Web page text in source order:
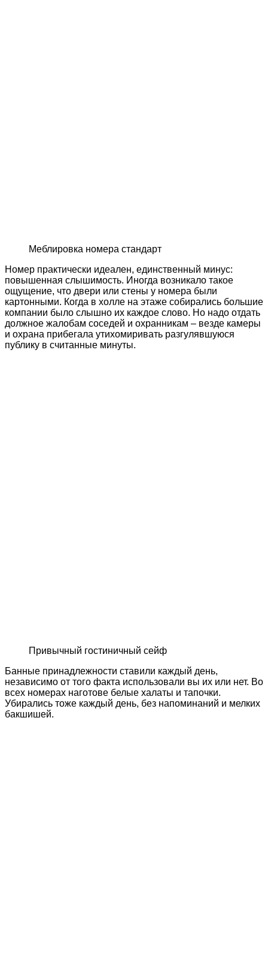
Меблировка номера стандарт
Номер практически идеален, единственный минус:
повышенная слышимость. Иногда возникало такое
ощущение, что двери или стены у номера были
картонными. Когда в холле на этаже собирались большие
компании было слышно их каждое слово. Но надо отдать
должное жалобам соседей и охранникам – везде камеры
и охрана прибегала утихомиривать разгулявшуюся
публику в считанные минуты.
Привычный гостиничный сейф
Банные принадлежности ставили каждый день,
независимо от того факта использовали вы их или нет. Во
всех номерах наготове белые халаты и тапочки.
Убирались тоже каждый день, без напоминаний и мелких
бакшишей.